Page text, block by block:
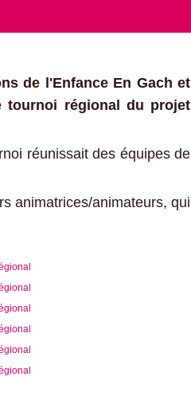
de l'Enfance En Gach et
tournoi régional du projet
réunissait des équipes de
animatrices/animateurs, qui